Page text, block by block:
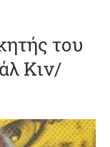
του
Κιν/